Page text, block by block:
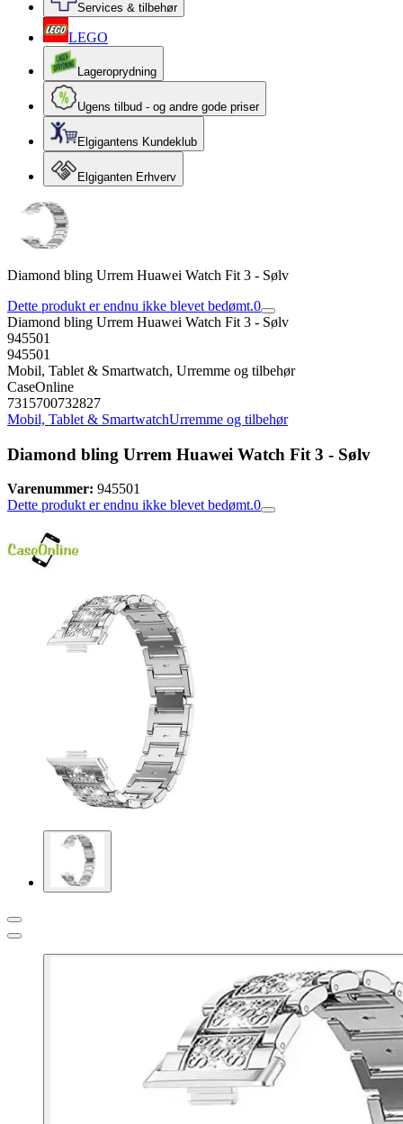
Services & tilbehør
LEGO
Lageroprydning
Ugens tilbud - og andre gode priser
Elgigantens Kundeklub
Elgiganten Erhverv
Diamond bling Urrem Huawei Watch Fit 3 - Sølv
Dette produkt er endnu ikke blevet bedømt.0
Diamond bling Urrem Huawei Watch Fit 3 - Sølv
945501
945501
Mobil, Tablet & Smartwatch, Urremme og tilbehør
CaseOnline
7315700732827
Mobil, Tablet & SmartwatchUrremme og tilbehør
Diamond bling Urrem Huawei Watch Fit 3 - Sølv
Varenummer: 945501
Dette produkt er endnu ikke blevet bedømt.0